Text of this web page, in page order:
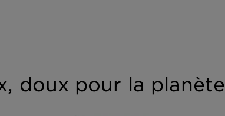
doux pour la planète